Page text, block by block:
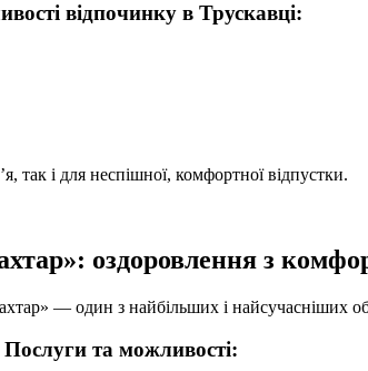
відпочинку в Трускавці:
так і для неспішної, комфортної відпустки.
оздоровлення з
— один з найбільших і найсучасніших
Послуги та можливості: